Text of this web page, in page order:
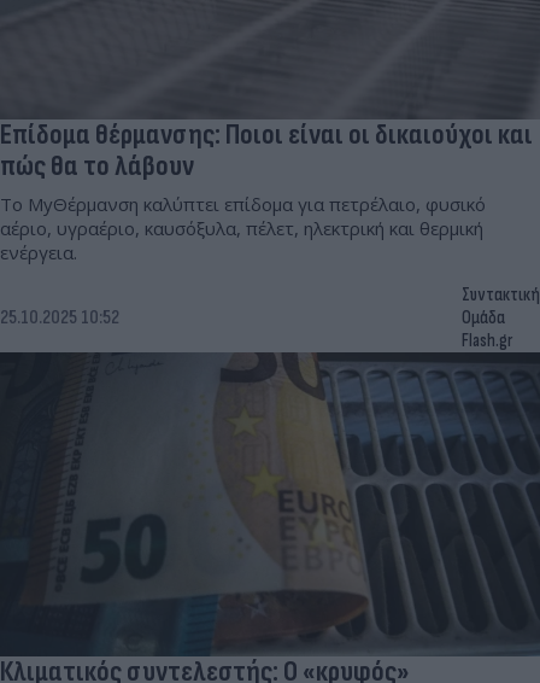
Επίδομα θέρμανσης: Ποιοι είναι οι δικαιούχοι και
πώς θα το λάβουν
Το MyΘέρμανση καλύπτει επίδομα για πετρέλαιο, φυσικό
αέριο, υγραέριο, καυσόξυλα, πέλετ, ηλεκτρική και θερμική
ενέργεια.
25.10.2025 10:52
Συντακτική
Ομάδα
Flash.gr
Κλιματικός συντελεστής: Ο «κρυφός»